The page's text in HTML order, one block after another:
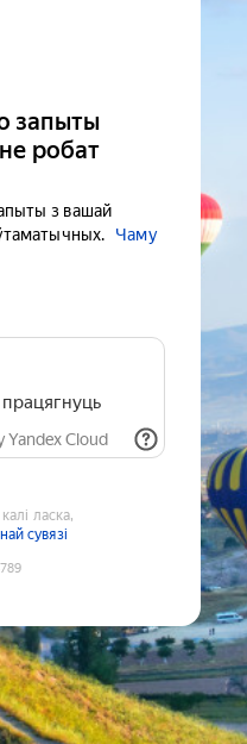
запыты
робат
з вашай
Чаму
працягнуць
Yandex Cloud
ласка,
сувязі